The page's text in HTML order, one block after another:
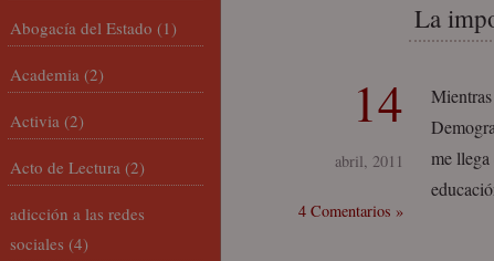
La
14
abril, 2011
4 Comentarios »
me
Abogacía del Estado (1)
Academia (2)
Activia (2)
Acto de Lectura (2)
adicción a las redes
sociales (4)